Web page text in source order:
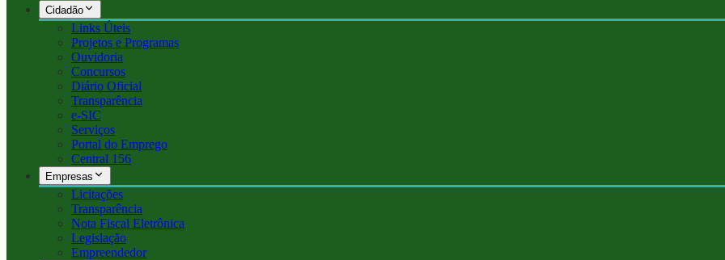
Cidadão
Links Úteis
Projetos e Programas
Ouvidoria
Concursos
Diário Oficial
Transparência
e-SIC
Serviços
Portal do Emprego
Central 156
Empresas
Licitações
Transparência
Nota Fiscal Eletrônica
Legislação
Empreendedor